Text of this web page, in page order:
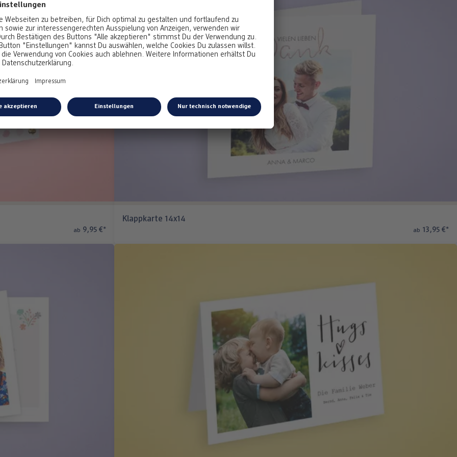
ab 9,95 €*
Klappkarte 14x14
ab 13,95 €*